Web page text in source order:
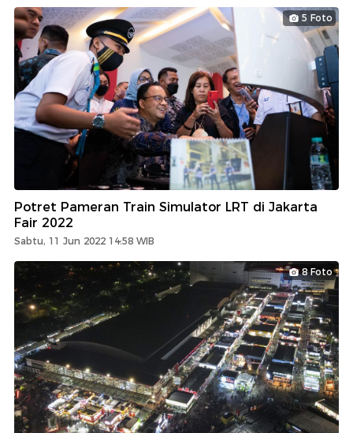
5 Foto
Potret Pameran Train Simulator LRT di Jakarta
Fair 2022
Sabtu, 11 Jun 2022 14:58 WIB
8 Foto